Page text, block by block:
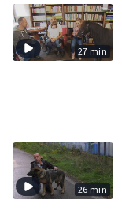
27 min
26 min